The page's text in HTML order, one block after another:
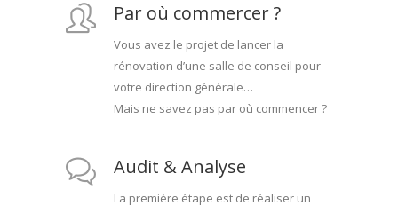
Par où commercer ?
Vous avez le projet de lancer la
rénovation d’une salle de conseil pour
votre direction générale…
Mais ne savez pas par où commencer ?
Audit & Analyse
La première étape est de réaliser un